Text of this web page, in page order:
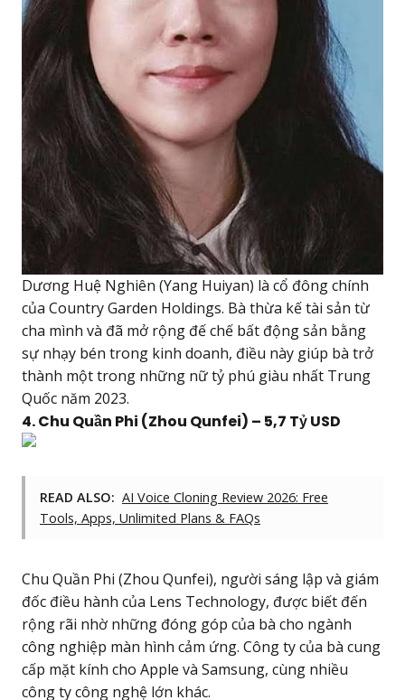
Dương Huệ Nghiên (Yang Huiyan) là cổ đông chính
của Country Garden Holdings. Bà thừa kế tài sản từ
cha mình và đã mở rộng đế chế bất động sản bằng
sự nhạy bén trong kinh doanh, điều này giúp bà trở
thành một trong những nữ tỷ phú giàu nhất Trung
Quốc năm 2023.
4. Chu Quần Phi (Zhou Qunfei) – 5,7 Tỷ USD
READ ALSO: AI Voice Cloning Review 2026: Free
Tools, Apps, Unlimited Plans & FAQs
Chu Quần Phi (Zhou Qunfei), người sáng lập và giám
đốc điều hành của Lens Technology, được biết đến
rộng rãi nhờ những đóng góp của bà cho ngành
công nghiệp màn hình cảm ứng. Công ty của bà cung
cấp mặt kính cho Apple và Samsung, cùng nhiều
công ty công nghệ lớn khác.